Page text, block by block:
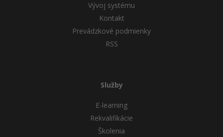
Vývoj systému
Kontakt
Prevádzkové podmienky
RSS
Služby
E-learning
Rekvalifikácie
Školenia